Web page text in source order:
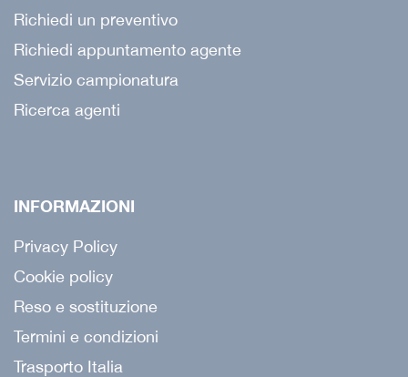
Richiedi un preventivo
Richiedi appuntamento agente
Servizio campionatura
Ricerca agenti
INFORMAZIONI
Privacy Policy
Cookie policy
Reso e sostituzione
Termini e condizioni
Trasporto Italia